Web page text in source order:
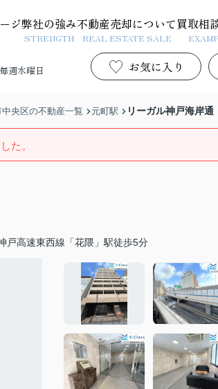
ジ弊社の強み
STRENGTH
不動産売却について
REAL ESTATE SALE
買取相
週水曜日 お気に入り
中央区の不動産一覧 元町駅 リーガル神戸海岸通
た。
戸高速東西線「花隈」駅徒歩5分